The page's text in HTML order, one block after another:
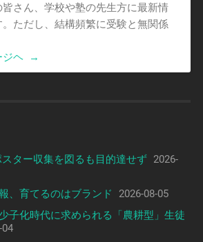
さん、学校や塾の先生方に最新情
ただし、結構頻繁に受験と無関係
ジヘ
→
ター収集を図るも目的達せず 2026-
、育てるのはブランド
2026-08-05
子化時代に求められる「農耕型」生徒
04